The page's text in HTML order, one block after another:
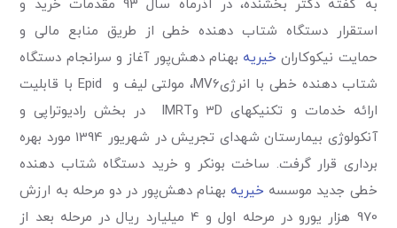
به گفته دکتر بخشنده، در آذرماه سال 93 مقدمات خرید و
استقرار دستگاه شتاب دهنده خطی از طریق منابع مالی و
حمایت نیکوکارانخیریه بهنام دهش‌پور آغاز و سرانجام دستگاه
شتاب دهنده خطی با انرژیMV6، مولتی لیف و Epid با قابلیت
ارائه خدمات و تکنیکهای 3D وIMRT در بخش رادیوتراپی و
آنکولوژی بیمارستان شهدای تجریش در شهریور 1394 مورد بهره
برداری قرار گرفت. ساخت بونکر و خرید دستگاه شتاب دهنده
خطی جدید موسسه خیریه بهنام دهش‌پور در دو مرحله به ارزش
970 هزار یورو در مرحله اول و 4 میلیارد ریال در مرحله بعد از